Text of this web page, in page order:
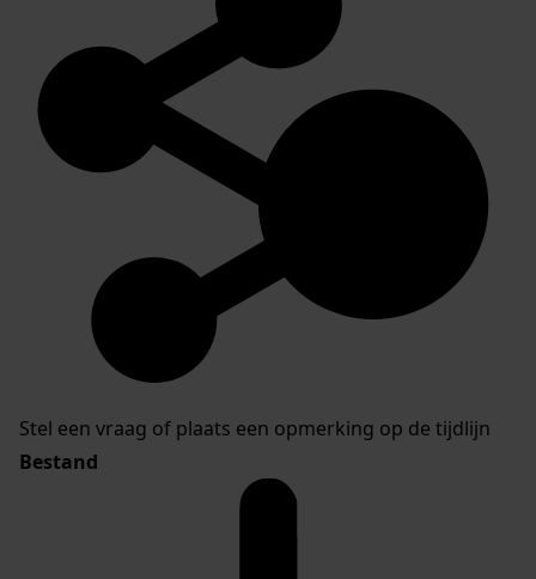
Stel een vraag of plaats een opmerking op de tijdlijn
Bestand